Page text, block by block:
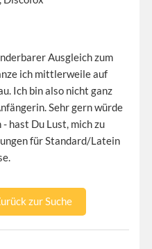
Ausgleich zum
ich mittlerweile auf
Ich bin also nicht ganz
Sehr gern würde
hast Du Lust, mich zu
für Standard/Latein
zur Suche